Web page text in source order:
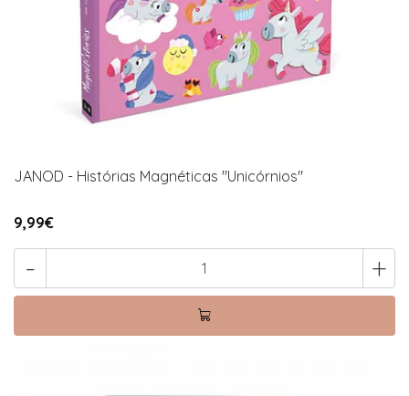
JANOD - Histórias Magnéticas "Unicórnios"
9,99€
- +